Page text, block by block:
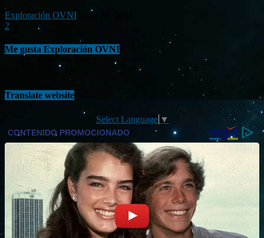
Exploración OVNI
Oct 29, 2014
2
Me gusta Exploración OVNI
Translate website
Select Language ▼